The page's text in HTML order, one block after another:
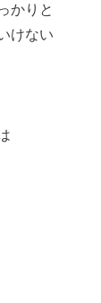
かりと
けない